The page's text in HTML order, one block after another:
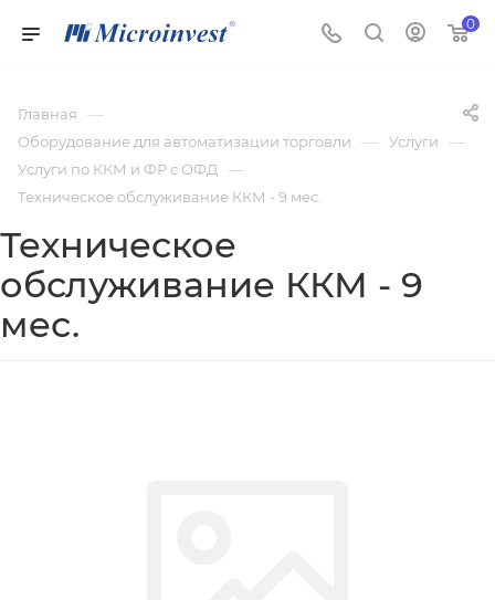
0
Главная —
Оборудование для автоматизации торговли — Услуги —
Услуги по ККМ и ФР с ОФД —
Техническое обслуживание ККМ - 9 мес.
Техническое
обслуживание ККМ - 9
мес.